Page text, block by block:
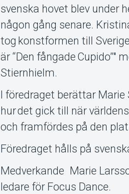
svenska hovet blev under
någon gång senare.
tog konstformen till
är “Den fångade Cupido”"
Stiernhielm.
I föredraget berättar
hur det gick till när
och framfördes på den
Föredraget hålls på
Medverkande Marie
ledare för Focus Dance.